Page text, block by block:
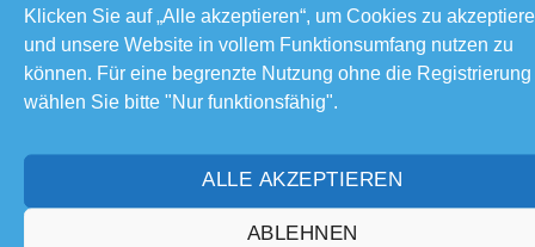
Klicken Sie auf „Alle akzeptieren“, um Cookies zu
und unsere Website in vollem Funktionsumfang nutzen zu
können. Für eine begrenzte Nutzung ohne die Registrierung
wählen Sie bitte "Nur funktionsfähig".
ALLE AKZEPTIEREN
ABLEHNEN
Teilen:
Forum Information
16.7 K Beiträge 5 Online